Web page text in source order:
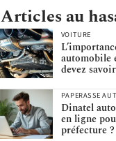
Articles au
VOITURE
automobile
devez
PAPERASSE
Dinatel
en ligne
préfecture ?